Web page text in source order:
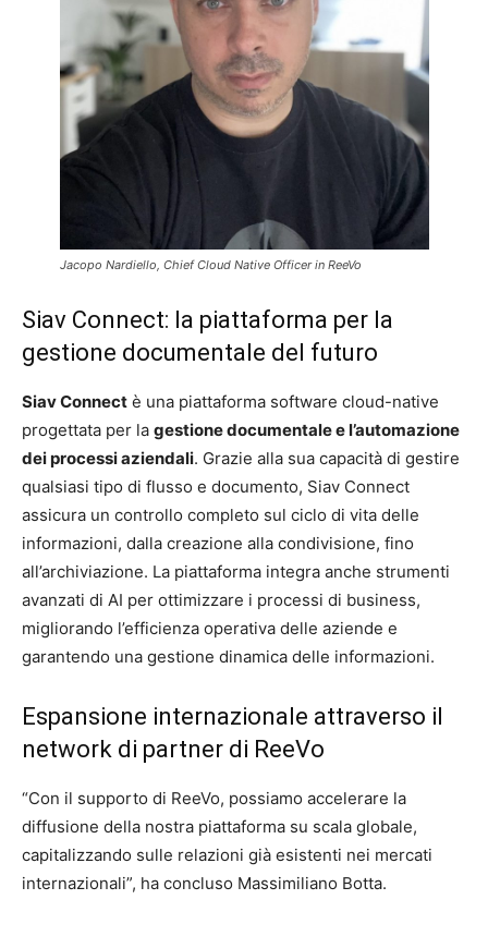
Jacopo Nardiello, Chief Cloud Native Officer in ReeVo
Siav Connect: la piattaforma per la
gestione documentale del futuro
Siav Connect è una piattaforma software cloud-native
progettata per la gestione documentale e l’automazione
dei processi aziendali. Grazie alla sua capacità di gestire
qualsiasi tipo di flusso e documento, Siav Connect
assicura un controllo completo sul ciclo di vita delle
informazioni, dalla creazione alla condivisione, fino
all’archiviazione. La piattaforma integra anche strumenti
avanzati di AI per ottimizzare i processi di business,
migliorando l’efficienza operativa delle aziende e
garantendo una gestione dinamica delle informazioni.
Espansione internazionale attraverso il
network di partner di ReeVo
“Con il supporto di ReeVo, possiamo accelerare la
diffusione della nostra piattaforma su scala globale,
capitalizzando sulle relazioni già esistenti nei mercati
internazionali”, ha concluso Massimiliano Botta.